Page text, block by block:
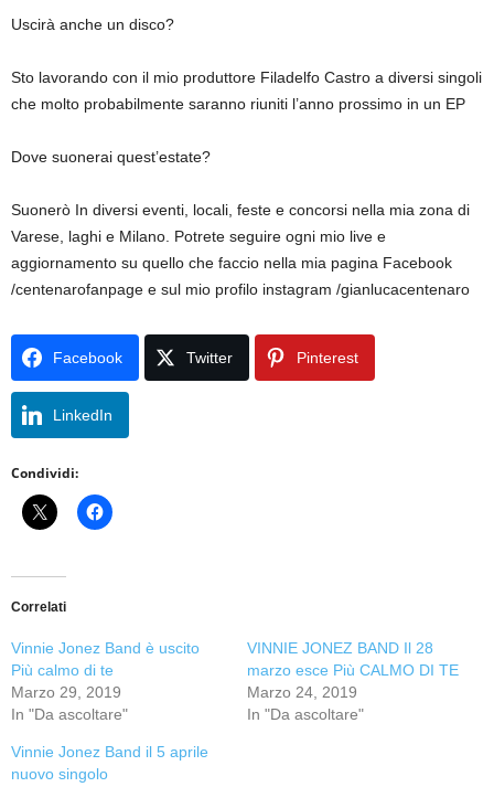
Uscirà anche un disco?
Sto lavorando con il mio produttore Filadelfo Castro a diversi singoli
che molto probabilmente saranno riuniti l’anno prossimo in un EP
Dove suonerai quest’estate?
Suonerò In diversi eventi, locali, feste e concorsi nella mia zona di
Varese, laghi e Milano. Potrete seguire ogni mio live e
aggiornamento su quello che faccio nella mia pagina Facebook
/centenarofanpage e sul mio profilo instagram /gianlucacentenaro
Facebook Twitter Pinterest
LinkedIn
Condividi:
Correlati
Vinnie Jonez Band è uscito
Più calmo di te
Marzo 29, 2019
In "Da ascoltare"
VINNIE JONEZ BAND Il 28
marzo esce Più CALMO DI TE
Marzo 24, 2019
In "Da ascoltare"
Vinnie Jonez Band il 5 aprile
nuovo singolo